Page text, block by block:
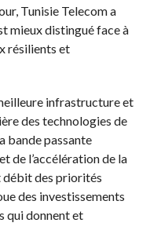
Tunisie Telecom a
mieux distingué face à
résilients et
infrastructure et
des technologies de
bande passante
de l’accélération de la
débit des priorités
des investissements
qui donnent et